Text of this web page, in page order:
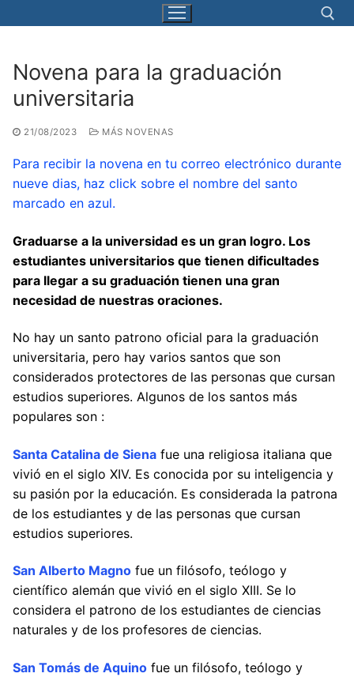
al
Buscar:
Novena para la graduación
universitaria
21/08/2023 MÁS NOVENAS
Para recibir la novena en tu correo electrónico durante
nueve dias, haz click sobre el nombre del santo
marcado en azul.
Graduarse a la universidad es un gran logro. Los
estudiantes universitarios que tienen dificultades
para llegar a su graduación tienen una gran
necesidad de nuestras oraciones.
No hay un santo patrono oficial para la graduación
universitaria, pero hay varios santos que son
considerados protectores de las personas que cursan
estudios superiores. Algunos de los santos más
populares son :
Santa Catalina de Siena fue una religiosa italiana que
vivió en el siglo XIV. Es conocida por su inteligencia y
su pasión por la educación. Es considerada la patrona
de los estudiantes y de las personas que cursan
estudios superiores.
San Alberto Magno fue un filósofo, teólogo y
científico alemán que vivió en el siglo XIII. Se lo
considera el patrono de los estudiantes de ciencias
naturales y de los profesores de ciencias.
San Tomás de Aquino fue un filósofo, teólogo y